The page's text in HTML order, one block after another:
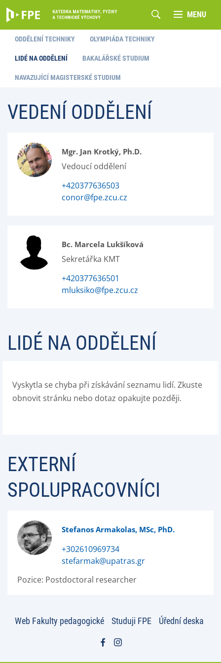
MENU
ODDĚLENÍ TECHNIKY OLYMPIÁDA TECHNIKY
LIDÉ NA ODDĚLENÍ BAKALÁŘSKÉ STUDIUM
NAVAZUJÍCÍ MAGISTERSKÉ STUDIUM
VEDENÍ ODDĚLENÍ
Mgr. Jan Krotký, Ph.D.
Vedoucí oddělení
+420377636503
conor@fpe.zcu.cz
Bc. Marcela Lukšíková
Sekretářka KMT
+420377636501
mluksiko@fpe.zcu.cz
LIDÉ NA ODDĚLENÍ
Vyskytla se chyba při získávání seznamu lidí. Zkuste
obnovit stránku nebo dotaz opakujte později.
EXTERNÍ
SPOLUPRACOVNÍCI
Stefanos Armakolas, MSc, PhD.
+302610969734
stefarmak@upatras.gr
Pozice: Postdoctoral researcher
Web Fakulty pedagogické Studuji FPE Úřední deska